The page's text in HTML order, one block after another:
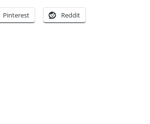
Pinterest Reddit